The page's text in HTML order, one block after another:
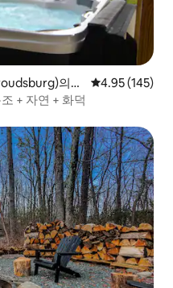
의
평점 4.95점(5
4.95 (145)
+ 자연 + 화덕